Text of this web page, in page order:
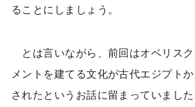
ることにしましょう。
とは言いながら、前回はオベリスク
メントを建てる文化が古代エジプト
されたというお話に留まっていまし